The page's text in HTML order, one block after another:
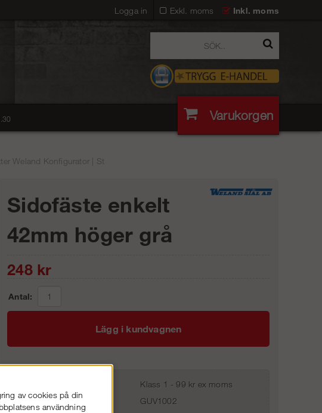
Exkl. moms Inkl. moms
Logga in
Varukorgen
Weland Konfigurator | St
Sidofäste enkelt
42mm höger grå
248kr
Antal:
Lägg i kundvagnen
Klass 1 - 99 kr ex moms
Artnr:
GUV1002
av cookies på din
användning